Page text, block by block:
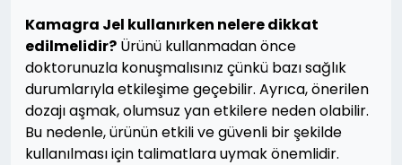
Kamagra Jel kullanırken nelere dikkat
edilmelidir? Ürünü kullanmadan önce
doktorunuzla konuşmalısınız çünkü bazı sağlık
durumlarıyla etkileşime geçebilir. Ayrıca, önerilen
dozajı aşmak, olumsuz yan etkilere neden olabilir.
Bu nedenle, ürünün etkili ve güvenli bir şekilde
kullanılması için talimatlara uymak önemlidir.